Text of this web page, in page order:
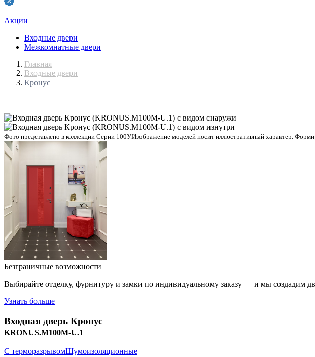
Акции
Входные двери
Межкомнатные двери
Главная
Входные двери
Кронус
Фото представлено в коллекции Серии 100У.Изображение моделей носит иллюстративный характер.
Безграничные возможности
Выбирайте отделку, фурнитуру и замки по индивидуальному заказу — и мы создадим
Узнать больше
Входная дверь Кронус
KRONUS.M100M-U.1
С терморазрывомШумоизоляционные